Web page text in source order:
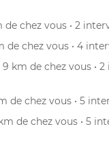
de chez vous • 2
de chez vous • 4
9 km de chez vous •
de chez vous • 5
km de chez vous • 5